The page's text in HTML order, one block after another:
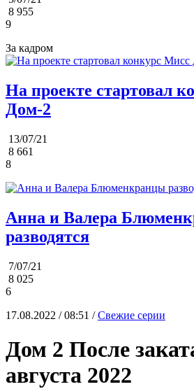
8 955
9
За кадром
На проекте стартовал
Дом-2
13/07/21
8 661
8
Анна и Валера
разводятся
7/07/21
8 025
6
17.08.2022 / 08:51 /Свежие серии
Дом 2 После
августа 2022